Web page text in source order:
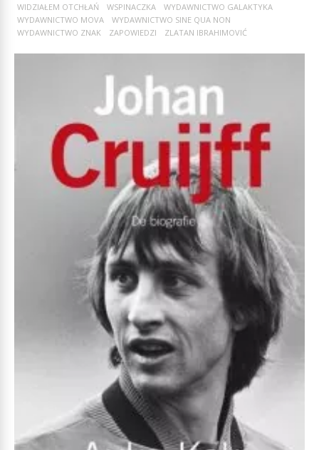
WIDZIAŁEM OTCHŁAŃ WSPINACZKA
WYDAWNICTWO GALAKTYKA
WYDAWNICTWO MOVA
WYDAWNICTWO SINE QUA NON
WYDAWNICTWO ZNAK
ZAPOWIEDZI ZLATAN IBRAHIMOVIĆ